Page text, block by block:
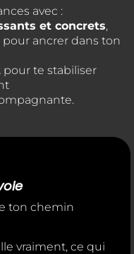
avec :
et concrets,
pour ancrer dans ton
pour te stabiliser
ton chemin
vraiment, ce qui